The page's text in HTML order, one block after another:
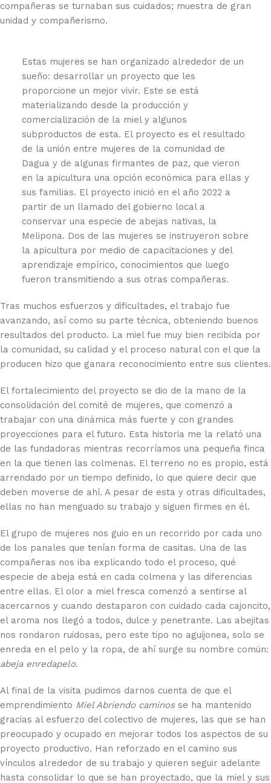
compañeras se turnaban sus cuidados; muestra de gran
unidad y compañerismo.
Estas mujeres se han organizado alrededor de un
sueño: desarrollar un proyecto que les
proporcione un mejor vivir. Este se está
materializando desde la producción y
comercialización de la miel y algunos
subproductos de esta. El proyecto es el resultado
de la unión entre mujeres de la comunidad de
Dagua y de algunas firmantes de paz, que vieron
en la apicultura una opción económica para ellas y
sus familias. El proyecto inició en el año 2022 a
partir de un llamado del gobierno local a
conservar una especie de abejas nativas, la
Melipona. Dos de las mujeres se instruyeron sobre
la apicultura por medio de capacitaciones y del
aprendizaje empírico, conocimientos que luego
fueron transmitiendo a sus otras compañeras.
Tras muchos esfuerzos y dificultades, el trabajo fue
avanzando, así como su parte técnica, obteniendo buenos
resultados del producto. La miel fue muy bien recibida por
la comunidad, su calidad y el proceso natural con el que la
producen hizo que ganara reconocimiento entre sus clientes.
El fortalecimiento del proyecto se dio de la mano de la
consolidación del comité de mujeres, que comenzó a
trabajar con una dinámica más fuerte y con grandes
proyecciones para el futuro. Esta historia me la relató una
de las fundadoras mientras recorríamos una pequeña finca
en la que tienen las colmenas. El terreno no es propio, está
arrendado por un tiempo definido, lo que quiere decir que
deben moverse de ahí. A pesar de esta y otras dificultades,
ellas no han menguado su trabajo y siguen firmes en él.
El grupo de mujeres nos guio en un recorrido por cada uno
de los panales que tenían forma de casitas. Una de las
compañeras nos iba explicando todo el proceso, qué
especie de abeja está en cada colmena y las diferencias
entre ellas. El olor a miel fresca comenzó a sentirse al
acercarnos y cuando destaparon con cuidado cada cajoncito,
el aroma nos llegó a todos, dulce y penetrante. Las abejitas
nos rondaron ruidosas, pero este tipo no aguijonea, solo se
enreda en el pelo y la ropa, de ahí surge su nombre común:
abeja enredapelo.
Al final de la visita pudimos darnos cuenta de que el
emprendimiento Miel Abriendo caminosse ha mantenido
gracias al esfuerzo del colectivo de mujeres, las que se han
preocupado y ocupado en mejorar todos los aspectos de su
proyecto productivo. Han reforzado en el camino sus
vínculos alrededor de su trabajo y quieren seguir adelante
hasta consolidar lo que se han proyectado, que la miel y sus